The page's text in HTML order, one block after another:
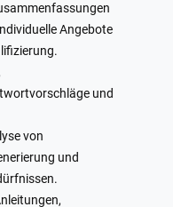
Angebote
und
von
und